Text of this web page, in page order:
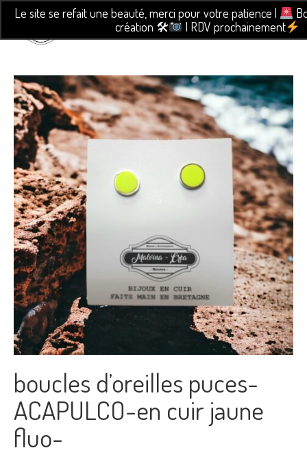
Le site se refait une beauté, merci pour votre patience |
création 🛠
| RDV prochainement
boucles d’oreilles puces-
ACAPULCO-en cuir jaune
fluo-